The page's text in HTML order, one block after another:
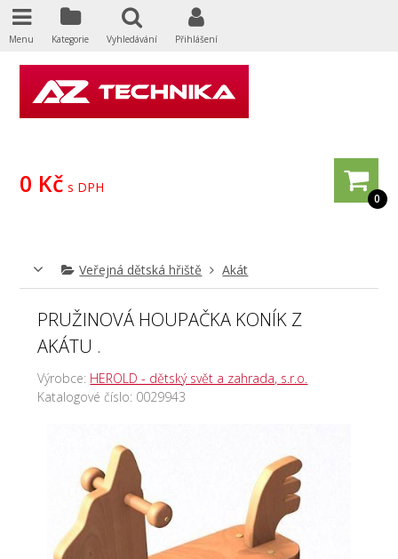
0
0 Kč s DPH
Veřejná dětská hřiště Akát
PRUŽINOVÁ HOUPAČKA KONÍK Z
AKÁTU .
Výrobce: HEROLD - dětský svět a zahrada, s.r.o.
Katalogové číslo: 0029943
Menu Kategorie Vyhledávání Přihlášení